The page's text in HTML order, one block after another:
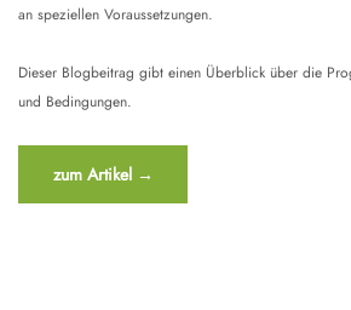
an speziellen Voraussetzungen.
Dieser Blogbeitrag gibt einen Überblick über die
und Bedingungen.
“Förderung
für
zum Artikel →